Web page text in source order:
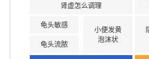
肾虚怎么调理
龟头敏感
小便发黄
泡沫状
龟头流脓